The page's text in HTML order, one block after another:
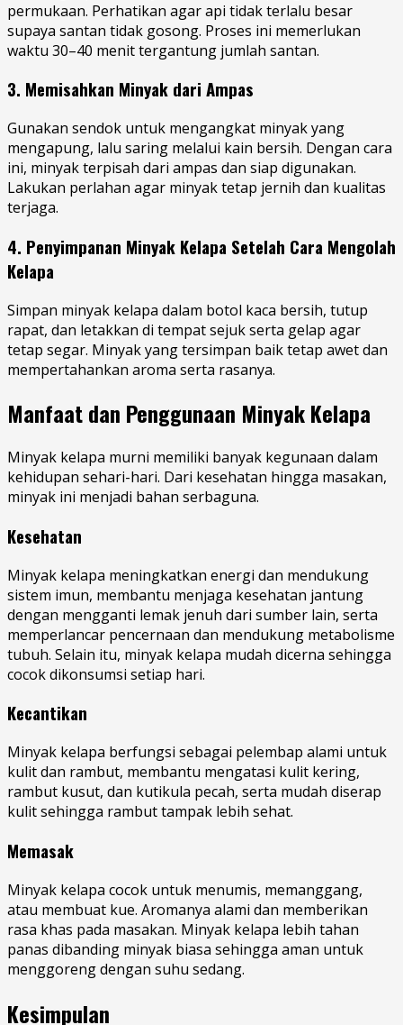
permukaan. Perhatikan agar api tidak terlalu besar
supaya santan tidak gosong. Proses ini memerlukan
waktu 30–40 menit tergantung jumlah santan.
3. Memisahkan Minyak dari Ampas
Gunakan sendok untuk mengangkat minyak yang
mengapung, lalu saring melalui kain bersih. Dengan cara
ini, minyak terpisah dari ampas dan siap digunakan.
Lakukan perlahan agar minyak tetap jernih dan kualitas
terjaga.
4. Penyimpanan Minyak Kelapa Setelah Cara Mengolah
Kelapa
Simpan minyak kelapa dalam botol kaca bersih, tutup
rapat, dan letakkan di tempat sejuk serta gelap agar
tetap segar. Minyak yang tersimpan baik tetap awet dan
mempertahankan aroma serta rasanya.
Manfaat dan Penggunaan Minyak Kelapa
Minyak kelapa murni memiliki banyak kegunaan dalam
kehidupan sehari-hari. Dari kesehatan hingga masakan,
minyak ini menjadi bahan serbaguna.
Kesehatan
Minyak kelapa meningkatkan energi dan mendukung
sistem imun, membantu menjaga kesehatan jantung
dengan mengganti lemak jenuh dari sumber lain, serta
memperlancar pencernaan dan mendukung metabolisme
tubuh. Selain itu, minyak kelapa mudah dicerna sehingga
cocok dikonsumsi setiap hari.
Kecantikan
Minyak kelapa berfungsi sebagai pelembap alami untuk
kulit dan rambut, membantu mengatasi kulit kering,
rambut kusut, dan kutikula pecah, serta mudah diserap
kulit sehingga rambut tampak lebih sehat.
Memasak
Minyak kelapa cocok untuk menumis, memanggang,
atau membuat kue. Aromanya alami dan memberikan
rasa khas pada masakan. Minyak kelapa lebih tahan
panas dibanding minyak biasa sehingga aman untuk
menggoreng dengan suhu sedang.
Kesimpulan